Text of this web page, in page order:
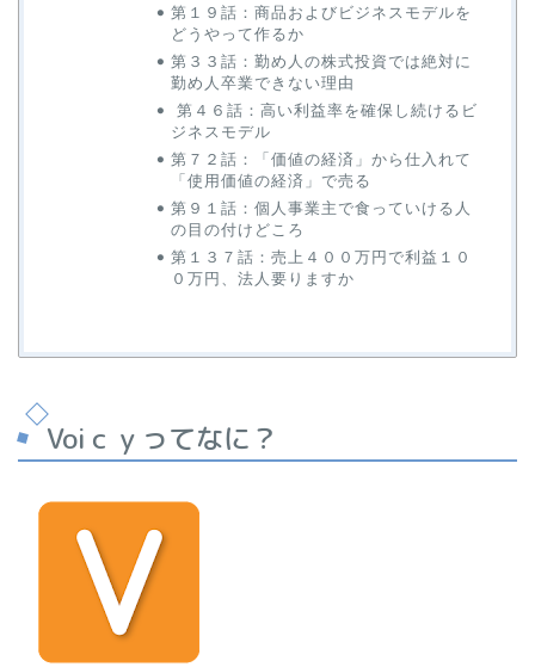
第１９話：商品およびビジネスモデルを
どうやって作るか
第３３話：勤め人の株式投資では絶対に
勤め人卒業できない理由
第４６話：高い利益率を確保し続けるビ
ジネスモデル
第７２話：「価値の経済」から仕入れて
「使用価値の経済」で売る
第９１話：個人事業主で食っていける人
の目の付けどころ
第１３７話：売上４００万円で利益１０
０万円、法人要りますか
Voiｃｙってなに？